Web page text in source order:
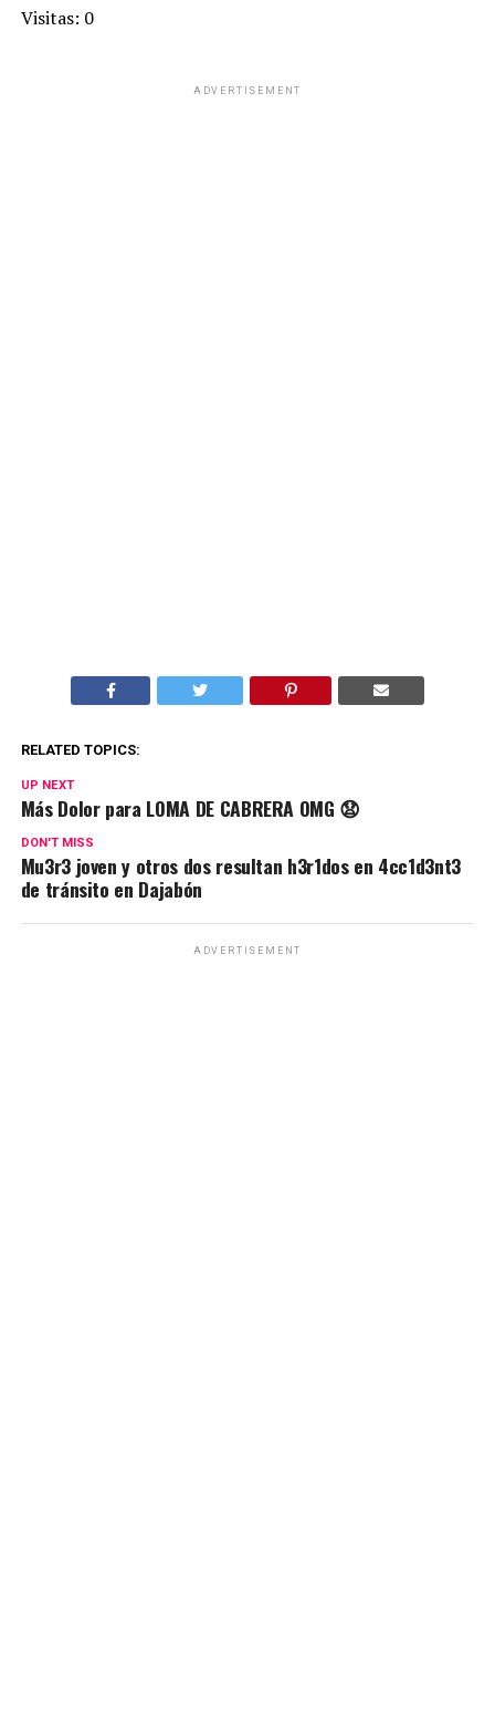
Visitas: 0
ADVERTISEMENT
RELATED TOPICS:
UP NEXT
Más Dolor para LOMA DE CABRERA OMG 😧
DON'T MISS
Mu3r3 joven y otros dos resultan h3r1dos en 4cc1d3nt3
de tránsito en Dajabón
ADVERTISEMENT